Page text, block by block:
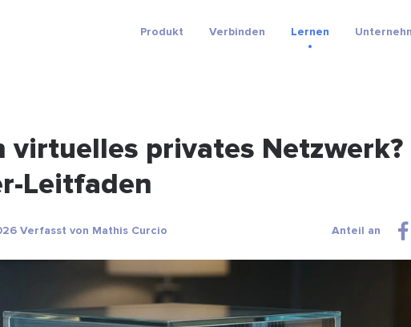
Produkt Verbinden Lernen
virtuelles privates Netzwerk?
Leitfaden
Verfasst von Mathis Curcio Anteil an